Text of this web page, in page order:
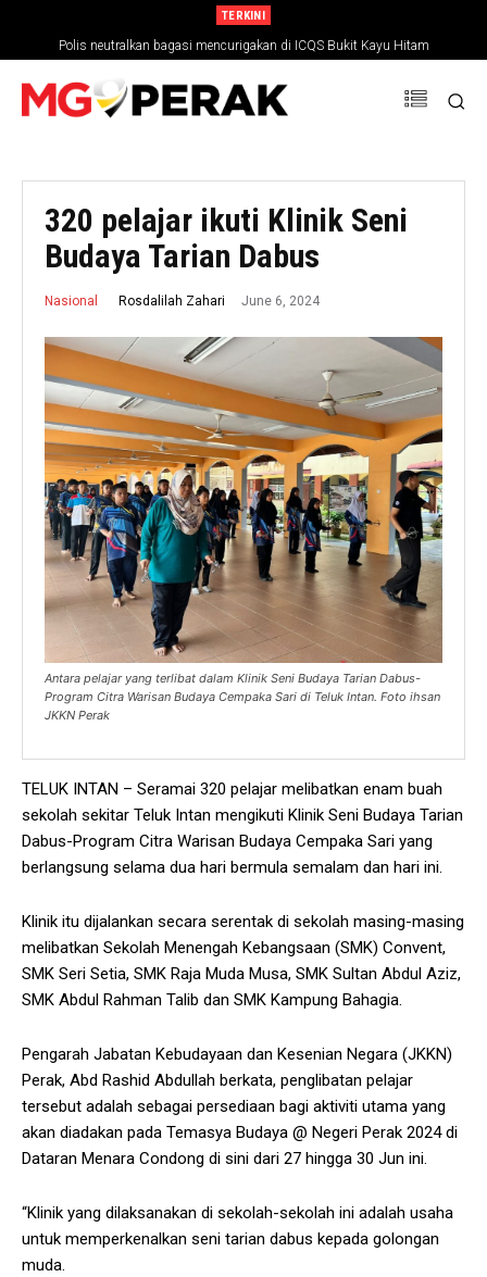
TERKINI
Polis neutralkan bagasi mencurigakan di ICQS Bukit Kayu Hitam
320 pelajar ikuti Klinik Seni
Budaya Tarian Dabus
Nasional Rosdalilah Zahari June 6, 2024
Antara pelajar yang terlibat dalam Klinik Seni Budaya Tarian Dabus-
Program Citra Warisan Budaya Cempaka Sari di Teluk Intan. Foto ihsan
JKKN Perak
TELUK INTAN – Seramai 320 pelajar melibatkan enam buah
sekolah sekitar Teluk Intan mengikuti Klinik Seni Budaya Tarian
Dabus-Program Citra Warisan Budaya Cempaka Sari yang
berlangsung selama dua hari bermula semalam dan hari ini.
Klinik itu dijalankan secara serentak di sekolah masing-masing
melibatkan Sekolah Menengah Kebangsaan (SMK) Convent,
SMK Seri Setia, SMK Raja Muda Musa, SMK Sultan Abdul Aziz,
SMK Abdul Rahman Talib dan SMK Kampung Bahagia.
Pengarah Jabatan Kebudayaan dan Kesenian Negara (JKKN)
Perak, Abd Rashid Abdullah berkata, penglibatan pelajar
tersebut adalah sebagai persediaan bagi aktiviti utama yang
akan diadakan pada Temasya Budaya @ Negeri Perak 2024 di
Dataran Menara Condong di sini dari 27 hingga 30 Jun ini.
“Klinik yang dilaksanakan di sekolah-sekolah ini adalah usaha
untuk memperkenalkan seni tarian dabus kepada golongan
muda.